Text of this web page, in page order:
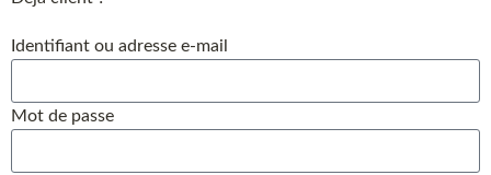
Identifiant ou adresse e-mail
Mot de passe